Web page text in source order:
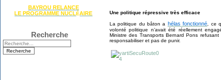
BAYROU RELANCE
LE PROGRAMME NUCLÉAIRE
Recherche
Une politique répressive très efficace
La politique du bâton a hélas fonctionné, ce
volonté politique n’avait été réellement
Ministre des Transports Bernard Pons
responsabiliser et pas de punir.